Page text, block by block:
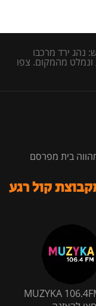
נהג ירד מרכבו
ונמלט מהמקום. צפו
בית מפרסם
קול רגע
MUZYKA